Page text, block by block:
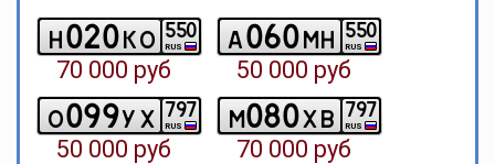
h020ko RUS
550
70 000 руб
a060mh RUS
550
50 000 руб
o099y x RUS
797
50 000 руб
m080xb RUS
797
70 000 руб